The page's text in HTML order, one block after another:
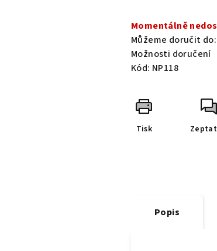
cena:
Momentálně
Můžeme doručit do:
Možnosti doručení
Kód: NP118
Tisk
Popis